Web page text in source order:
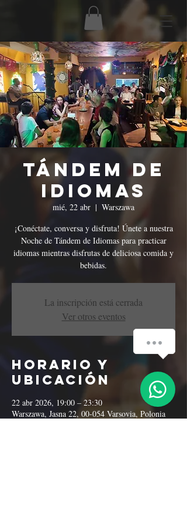
Tándem de
Idiomas
mié, 22 abr
  |
Warszawa
¡Conéctate, conversa y disfruta! Únete a nuestra
Noche de Tándem de Idiomas para practicar
idiomas mientras disfrutas de deliciosa comida y
bebidas.
La inscripción está cerrada
Ver otros eventos
Horario y
ubicación
22 abr 2026, 19:00 – 23:30
Warszawa, Jasna 22, 00-054 Varsovia, Polonia